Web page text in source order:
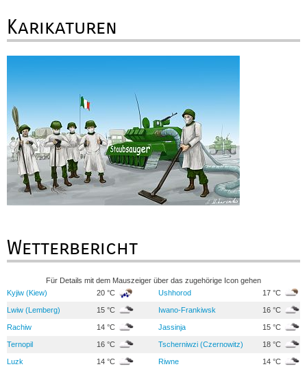
Karikaturen
Wetterbericht
Für Details mit dem Mauszeiger über das zugehörige Icon gehen
Kyjiw (Kiew)
20 °C Ushhorod 17 °C
Lwiw (Lemberg) 15 °C Iwano-Frankiwsk 16 °C
Rachiw 14 °C Jassinja 15 °C
Ternopil 16 °C Tscherniwzi (Czernowitz) 18 °C
Luzk 14 °C Riwne 14 °C